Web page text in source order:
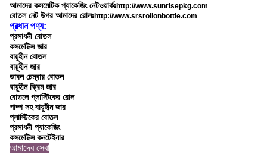
আমাদের কসমেটিক প্যাকেজিং নেটওয়ার্কঃhttp://www.sunrisepkg.com
বোতল নেট উপর আমাদের রোলঃhttp://www.srsrollonbottle.com
প্রধান পণ্য:
প্রসাধনী বোতল
কসমেটিক্স জার
বায়ুহীন বোতল
বায়ুহীন জার
ডাবল চেম্বার বোতল
বায়ুহীন ক্রিম জার
বোতলে প্লাস্টিকের রোল
পাম্প সহ বায়ুহীন জার
প্লাস্টিকের বোতল
প্রসাধনী প্যাকেজিং
কসমেটিক্স কনটেইনার
আমাদের সেবা